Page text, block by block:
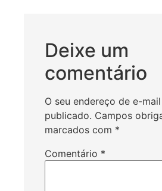
Deixe um
comentário
O seu endereço de e-
publicado. Campos
marcados com *
Comentário *